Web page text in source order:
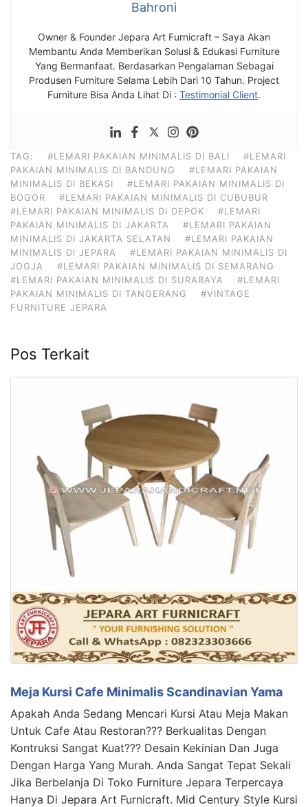
Bahroni
Owner & Founder Jepara Art Furnicraft – Saya Akan
Membantu Anda Memberikan Solusi & Edukasi Furniture
Yang Bermanfaat. Berdasarkan Pengalaman Sebagai
Produsen Furniture Selama Lebih Dari 10 Tahun. Project
Furniture Bisa Anda Lihat Di : Testimonial Client.
TAG: #LEMARI PAKAIAN MINIMALIS DI BALI
#LEMARI
PAKAIAN MINIMALIS DI BANDUNG
#LEMARI PAKAIAN
MINIMALIS DI BEKASI
#LEMARI PAKAIAN MINIMALIS DI
BOGOR
#LEMARI PAKAIAN MINIMALIS DI CUBUBUR
#LEMARI PAKAIAN MINIMALIS DI DEPOK
#LEMARI
PAKAIAN MINIMALIS DI JAKARTA
#LEMARI PAKAIAN
MINIMALIS DI JAKARTA SELATAN
#LEMARI PAKAIAN
MINIMALIS DI JEPARA
#LEMARI PAKAIAN MINIMALIS DI
JOGJA
#LEMARI PAKAIAN MINIMALIS DI SEMARANG
#LEMARI PAKAIAN MINIMALIS DI SURABAYA
#LEMARI
PAKAIAN MINIMALIS DI TANGERANG
#VINTAGE
FURNITURE JEPARA
Pos Terkait
Meja Kursi Cafe Minimalis Scandinavian Yama
Apakah Anda Sedang Mencari Kursi Atau Meja Makan
Untuk Cafe Atau Restoran??? Berkualitas Dengan
Kontruksi Sangat Kuat??? Desain Kekinian Dan Juga
Dengan Harga Yang Murah. Anda Sangat Tepat Sekali
Jika Berbelanja Di Toko Furniture Jepara Terpercaya
Hanya Di Jepara Art Furnicraft. Mid Century Style Kursi